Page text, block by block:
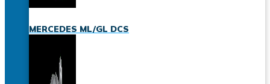
MERCEDES ML/GL DCS